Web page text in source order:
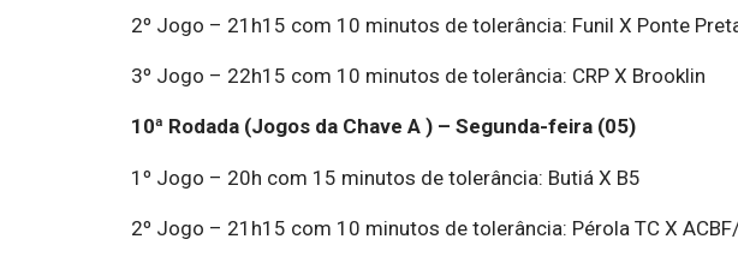
2º Jogo – 21h15 com 10 minutos de tolerância: Funil X Ponte
3º Jogo – 22h15 com 10 minutos de tolerância: CRP X Brooklin
10ª Rodada (Jogos da Chave A ) – Segunda-feira (05)
1º Jogo – 20h com 15 minutos de tolerância: Butiá X B5
2º Jogo – 21h15 com 10 minutos de tolerância: Pérola TC X